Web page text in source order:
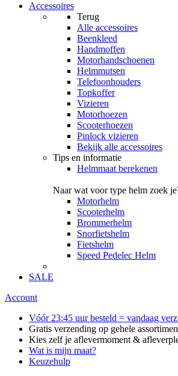
Accessoires
Terug
Alle accessoires
Beenkleed
Handmoffen
Motorhandschoenen
Helmmutsen
Telefoonhouders
Topkoffer
Vizieren
Motorhoezen
Scooterhoezen
Pinlock vizieren
Bekijk alle accessoires
Tips en informatie
Helmmaat berekenen
Naar wat voor type helm zoek
Motorhelm
Scooterhelm
Brommerhelm
Snorfietshelm
Fietshelm
Speed Pedelec Helm
SALE
Account
Vóór 23:45 uur besteld = vandaag
Gratis verzending op gehele
Kies zelf je aflevermoment &
Wat is mijn maat?
Keuzehulp